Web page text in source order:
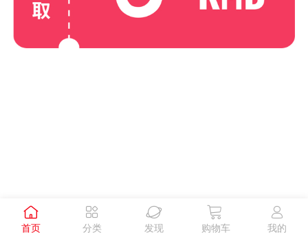

首页

分类

发现

购物车

我的